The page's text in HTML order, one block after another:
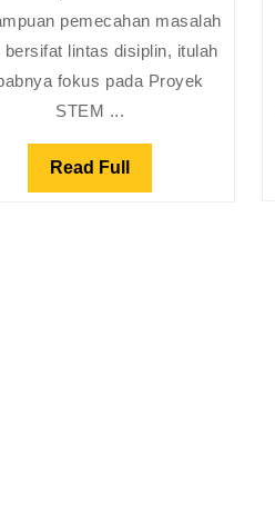
Proyek
Siswa
pemecahan masalah
bersifat lintas disiplin, itulah
fokus pada Proyek
STEM ...
Read Full Read
Full